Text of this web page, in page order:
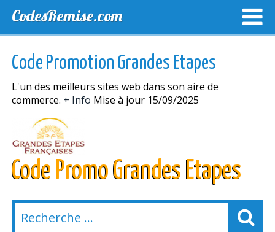
CodesRemise.com
NOUVELLES MAGASINS
Code Promotion Grandes Etapes
L'un des meilleurs sites web dans son aire de
commerce. + Info Mise à jour 15/09/2025
Code Promo Grandes Etapes